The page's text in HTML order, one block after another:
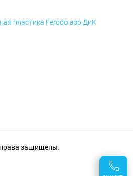
пластика Ferodo аэр ДиК
защищены.